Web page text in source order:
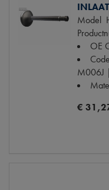
Model
OE
M006J
€